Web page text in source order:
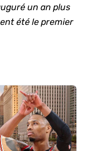
un an plus
été le premier